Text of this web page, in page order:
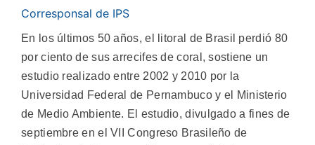
Corresponsal de IPS
En los últimos 50 años, el litoral de Brasil perdió 80
por ciento de sus arrecifes de coral, sostiene un
estudio realizado entre 2002 y 2010 por la
Universidad Federal de Pernambuco y el Ministerio
de Medio Ambiente. El estudio, divulgado a fines de
septiembre en el VII Congreso Brasileño de